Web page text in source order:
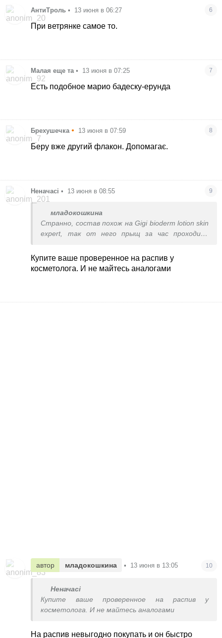
АнтиТроль • 13 июня в 06:27 6
При ветрянке самое то.
Малая еще та • 13 июня в 07:25 7
Есть подобное марио бадеску-ерунда
Брехушечка • 13 июня в 07:59 8
Беру вже другий флакон. Допомагає.
Неначасі • 13 июня в 08:55 9
младокошкина
Странно, состав похож на Gigi bioderm lotion skin
expert, так от него прыщ за час проходит,
вымазываю, уже срок давно просроченный.
Купите ваше проверенное на распив у
косметолога. И не майтесь аналогами
автор младокошкина • 13 июня в 13:05 10
Неначасі
Купите ваше проверенное на распив у
косметолога. И не майтесь аналогами
На распив невыгодно покупать и он быстро